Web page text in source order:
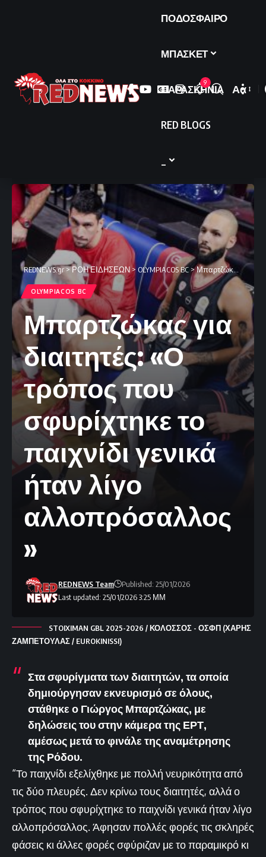
ΠΟΔΟΣΦΑΙΡΟ
ΜΠΑΣΚΕΤ
ΠΑΡΑΣΚΗΝΙΑ
RED BLOGS
9
Font
Αα
REDNEWS.gr>ΡΟΗ ΕΙΔΗΣΕΩΝ> OLYMPIACOS BC >Μπαρτζώκας για διαιτητές: «Ο τρόπος που σφυρίχτηκε το παιχνίδι γενικά ήταν λίγο αλλοπρόσαλλος»
OLYMPIACOS BC
Μπαρτζώκας για
διαιτητές: «Ο
τρόπος που
σφυρίχτηκε το
παιχνίδι γενικά
ήταν λίγο
αλλοπρόσαλλος
»
Last updated: 25/01/2026 3:25 ΜΜ
REDNEWS Team Published: 25/01/2026
STOIXIMAN GBL 2025-2026 / ΚΟΛΟΣΣΟΣ - ΟΣΦΠ (ΧΑΡΗΣ
ΖΑΜΠΕΤΟΥΛΑΣ / EUROKINISSI)
Στα σφυρίγματα των διαιτητών, τα οποία
δημιούργησαν εκνευρισμό σε όλους,
στάθηκε ο Γιώργος Μπαρτζώκας, με
δηλώσεις του στην κάμερα της ΕΡΤ,
αμέσως μετά το φινάλε της αναμέτρησης
της Ρόδου.
“Το παιχνίδι εξελίχθηκε με πολλή νευρικότητα από
τις δύο πλευρές. Δεν κρίνω τους διαιτητές, αλλά ο
τρόπος που σφυρίχτηκε το παιχνίδι γενικά ήταν λίγο
αλλοπρόσαλλος. Άφησαν πολλές φορές τις σκληρές
φάσεις κι άλλες φορές σφύριζαν με το παραμικρό κι